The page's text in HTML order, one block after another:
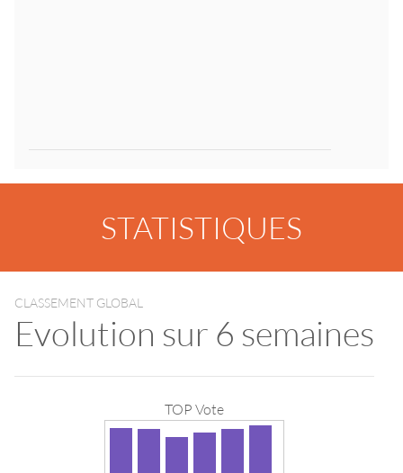
STATISTIQUES
CLASSEMENT GLOBAL
Evolution sur 6 semaines
TOP Vote